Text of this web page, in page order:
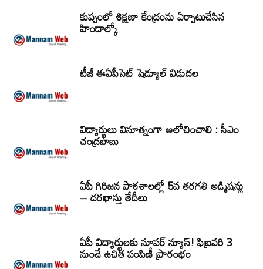
కుప్పంలో శిక్షణా కేంద్రంను ఏర్పాటుచేసిన
హిందాల్కో
టీజీ ఈఏపీసెట్‌ షెడ్యూల్‌ విడుదల
విద్యార్థులు వినూత్నంగా ఆలోచించాలి : సీఎం
చంద్రబాబు
ఏపీ గిరిజన పాఠశాలల్లో 5వ తరగతి అడ్మిషన్లు
– దరఖాస్తు తేదీలు
ఏపీ విద్యార్థులకు సూపర్ న్యూస్! ఫిబ్రవరి 3
నుంచే ఉచిత పంపిణీ ప్రారంభం